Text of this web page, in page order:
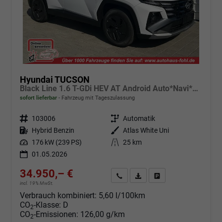
Hyundai TUCSON
Black Line 1.6 T-GDi HEV AT Android Auto*Navi*SHZ*Kamera*2Z Klimaauto*
sofort lieferbar Fahrzeug mit Tageszulassung
Fahrzeugnr. 103006 Getriebe Automatik
Kraftstoff Hybrid Benzin Außenfarbe Atlas White Uni
Leistung 176 kW (239 PS) Kilometerstand 25 km
01.05.2026
34.950,– €
incl. 19% MwSt.
Angebot anfordern
Fahrzeugexpose (PDF)
Verbrauch kombiniert: 5,60 l/100km
CO2-Klasse: D
CO2-Emissionen: 126,00 g/km